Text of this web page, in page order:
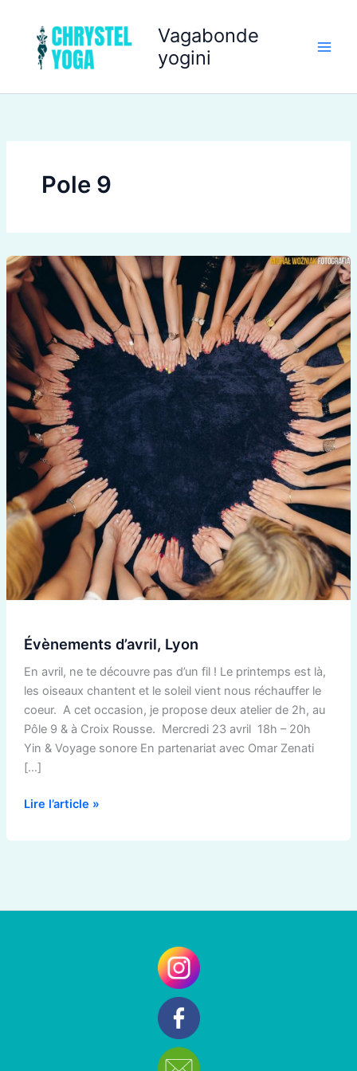
contenu
Vagabonde
yogini
Pole 9
Évènements d’avril, Lyon
En avril, ne te découvre pas d’un fil ! Le printemps est là,
les oiseaux chantent et le soleil vient nous réchauffer le
coeur. A cet occasion, je propose deux atelier de 2h, au
Pôle 9 & à Croix Rousse. Mercredi 23 avril 18h – 20h
Yin & Voyage sonore En partenariat avec Omar Zenati
[…]
Évènements
d’avril,
Lyon
Lire l’article »